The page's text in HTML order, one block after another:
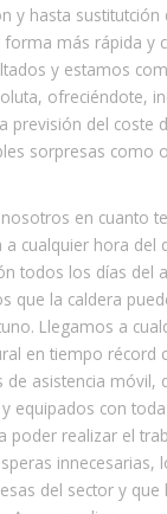
y hasta sustitutción
más rápida y
y estamos
ofreciéndote,
previsión del coste
sorpresas como
en cuanto
a cualquier hora del
todos los días del
que la caldera
Llegamos a
en tiempo récord
de asistencia móvil,
equipados con
poder realizar el
innecesarias,
del sector y que